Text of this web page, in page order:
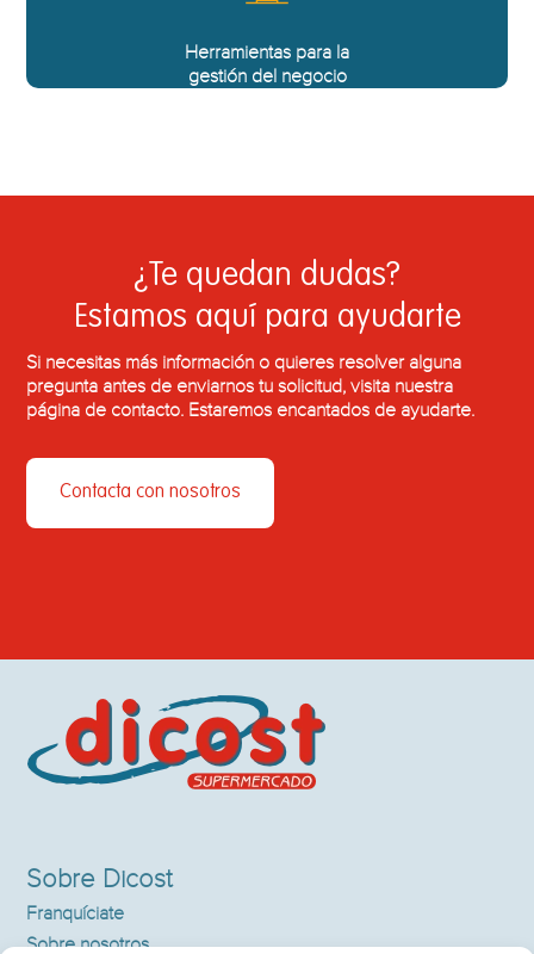
Herramientas para la
gestión del negocio
¿Te quedan dudas?
Estamos aquí para ayudarte
Si necesitas más información o quieres resolver alguna
pregunta antes de enviarnos tu solicitud, visita nuestra
página de contacto. Estaremos encantados de ayudarte.
Contacta con nosotros
Sobre Dicost
Franquíciate
Sobre nosotros